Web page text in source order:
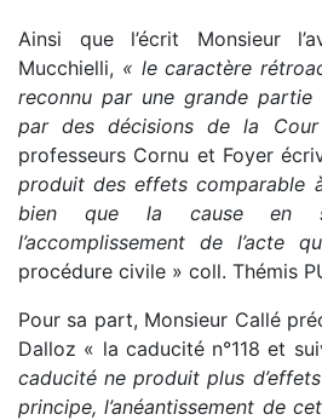
Ainsi que l’écrit Monsieur
Mucchielli, « le caractère
reconnu par une grande
par des décisions de la
professeurs Cornu et Foyer
produit des effets comparable
bien que la cause en
l’accomplissement de l’acte
procédure civile » coll. Thémis
Pour sa part, Monsieur Callé
Dalloz « la caducité n°118 et
caducité ne produit plus
principe, l’anéantissement de